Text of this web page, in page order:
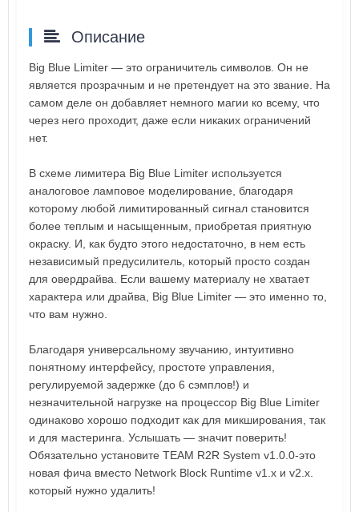
Описание
Big Blue Limiter — это ограничитель символов. Он не
является прозрачным и не претендует на это звание. На
самом деле он добавляет немного магии ко всему, что
через него проходит, даже если никаких ограничений
нет.
В схеме лимитера Big Blue Limiter используется
аналоговое ламповое моделирование, благодаря
которому любой лимитированный сигнал становится
более теплым и насыщенным, приобретая приятную
окраску. И, как будто этого недостаточно, в нем есть
независимый предусилитель, который просто создан
для овердрайва. Если вашему материалу не хватает
характера или драйва, Big Blue Limiter — это именно то,
что вам нужно.
Благодаря универсальному звучанию, интуитивно
понятному интерфейсу, простоте управления,
регулируемой задержке (до 6 сэмплов!) и
незначительной нагрузке на процессор Big Blue Limiter
одинаково хорошо подходит как для микширования, так
и для мастеринга. Услышать — значит поверить!
Обязательно установите TEAM R2R System v1.0.0-это
новая фича вместо Network Block Runtime v1.x и v2.x.
который нужно удалить!